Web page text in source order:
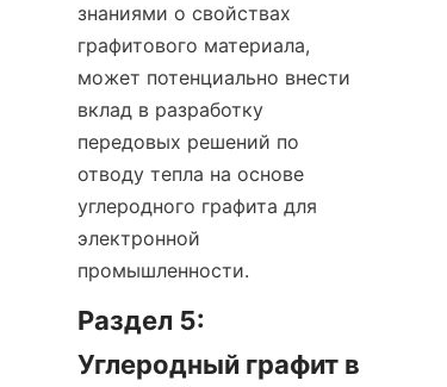
знаниями о свойствах
графитового материала,
может потенциально внести
вклад в разработку
передовых решений по
отводу тепла на основе
углеродного графита для
электронной
промышленности.
Раздел 5:
Углеродный графит в